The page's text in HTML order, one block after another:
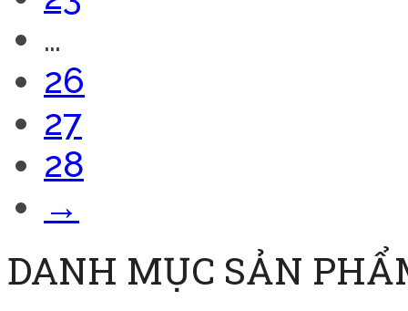
…
26
27
28
→
DANH MỤC SẢN